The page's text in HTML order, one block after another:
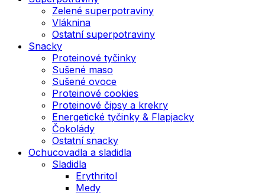
Zelené superpotraviny
Vláknina
Ostatní superpotraviny
Snacky
Proteinové tyčinky
Sušené maso
Sušené ovoce
Proteinové cookies
Proteinové čipsy a krekry
Energetické tyčinky & Flapjacky
Čokolády
Ostatní snacky
Ochucovadla a sladidla
Sladidla
Erythritol
Medy